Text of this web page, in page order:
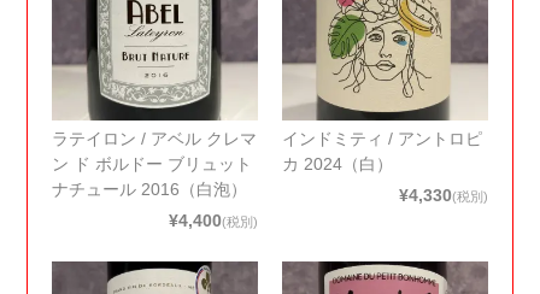
ラテイロン / アベル クレマ
ン ド ボルドー ブリュット
ナチュール 2016（白泡）
¥4,400(税別)
インドミティ / アントロピ
カ 2024（白）
¥4,330(税別)